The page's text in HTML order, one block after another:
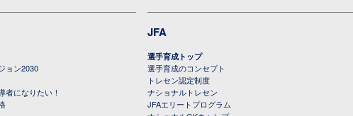
ョン2030
者になりたい！
JFA
選手育成トップ
選手育成のコンセプト
トレセン認定制度
ナショナルトレセン
JFAエリートプログラム